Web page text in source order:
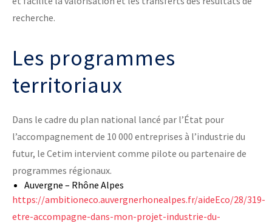
recherche.
Les programmes
territoriaux
Dans le cadre du plan national lancé par l’État pour
l’accompagnement de 10 000 entreprises à l’industrie du
futur, le Cetim intervient comme pilote ou partenaire de
programmes régionaux.
Auvergne – Rhône Alpes
https://ambitioneco.auvergnerhonealpes.fr/aideEco/28/319-
etre-accompagne-dans-mon-projet-industrie-du-